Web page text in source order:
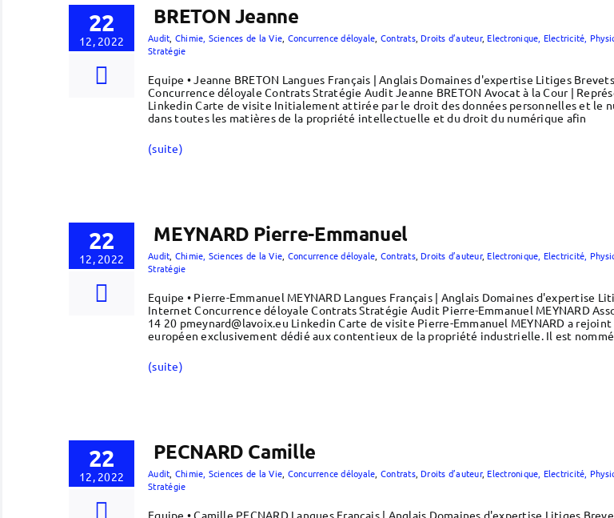
22
12, 2022
BRETON Jeanne
Audit Chimie, Sciences de la Vie Concurrence déloyale Contrats, Droits d’auteur, Electronique, Electricité,
Stratégie
Equipe • Jeanne BRETON Langues Français | Anglais Domaines d'expertise Litiges
Concurrence déloyale Contrats Stratégie Audit Jeanne BRETON Avocat à la Cour |
Linkedin Carte de visite Initialement attirée par le droit des données personnelles et le
dans toutes les matières de la propriété intellectuelle et du droit du numérique afin
(suite)
22
12, 2022
MEYNARD Pierre-Emmanuel
Audit Chimie, Sciences de la Vie Concurrence déloyale Contrats, Droits d’auteur, Electronique, Electricité,
Stratégie
Equipe • Pierre-Emmanuel MEYNARD Langues Français | Anglais Domaines d'expertise
Internet Concurrence déloyale Contrats Stratégie Audit Pierre-Emmanuel MEYNARD
14 20 pmeynard@lavoix.eu Linkedin Carte de visite Pierre-Emmanuel MEYNARD a
européen exclusivement dédié aux contentieux de la propriété industrielle. Il est nommé
(suite)
22
12, 2022
PECNARD Camille
Audit Chimie, Sciences de la Vie Concurrence déloyale Contrats, Droits d’auteur, Electronique, Electricité,
Stratégie
Equipe • Camille PECNARD Langues Français | Anglais Domaines d'expertise Litiges